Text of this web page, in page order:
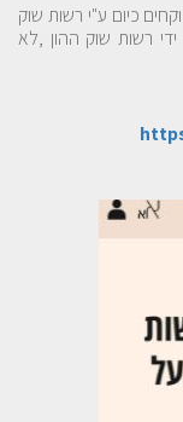
כיום ע"י רשות שוק
רשות שוק ההון ,לא